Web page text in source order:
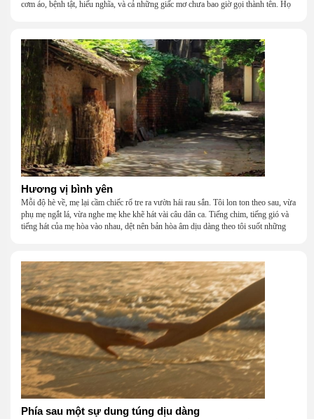
cơm áo, bệnh tật, hiếu nghĩa, và cả những giấc mơ chưa bao giờ gọi thành tên. Họ
một mái nhà bằng lòng thương, bằng sự nhẫn nại và một niềm tin cũ kỹ rằng: dẫu
nghèo đến đâu, cũng còn có nhau để quay về.
Hương vị bình yên
Mỗi độ hè về, mẹ lại cầm chiếc rổ tre ra vườn hái rau sắn. Tôi lon ton theo sau, vừa
phụ mẹ ngắt lá, vừa nghe mẹ khe khẽ hát vài câu dân ca. Tiếng chim, tiếng gió và
tiếng hát của mẹ hòa vào nhau, dệt nên bản hòa âm dịu dàng theo tôi suốt những
Phía sau một sự dung túng dịu dàng